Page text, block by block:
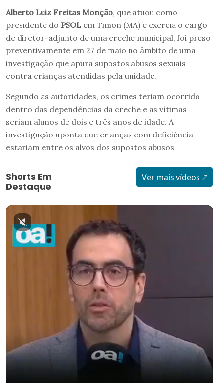
Alberto Luiz Freitas Monção, que atuou como
presidente do PSOL em Timon (MA) e exercia o cargo
de diretor-adjunto de uma creche municipal, foi preso
preventivamente em 27 de maio no âmbito de uma
investigação que apura supostos abusos sexuais
contra crianças atendidas pela unidade.
Segundo as autoridades, os crimes teriam ocorrido
dentro das dependências da creche e as vítimas
seriam alunos de dois e três anos de idade. A
investigação aponta que crianças com deficiência
estariam entre os alvos dos supostos abusos.
Shorts Em
Destaque
Ver mais vídeos